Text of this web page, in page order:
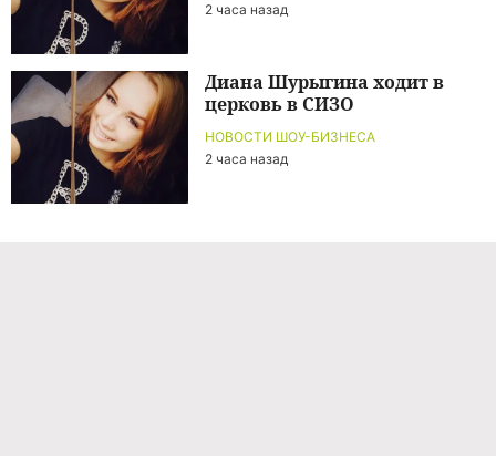
2 часа назад
НОВОСТИ ШОУ-БИЗНЕСА
2 часа назад
Диана Шурыгина ходит в
церковь в СИЗО